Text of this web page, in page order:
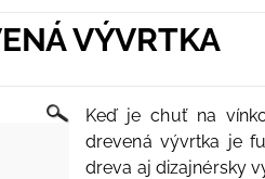
VÝVRTKA
Keď je chuť na
drevená vývrtka je
dreva aj dizajnérsky